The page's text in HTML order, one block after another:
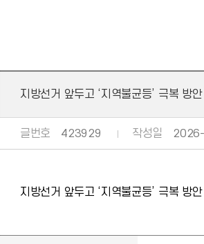
지방선거 앞두고 ‘지역불균등’ 극복 방
글번호 423929 작성일
지방선거 앞두고 ‘지역불균등’ 극복 방안